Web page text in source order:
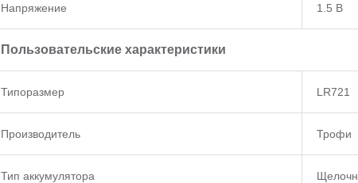
Напряжение 1.5 В
Пользовательские характеристики
Типоразмер LR721
Производитель Трофи
Тип аккумулятора